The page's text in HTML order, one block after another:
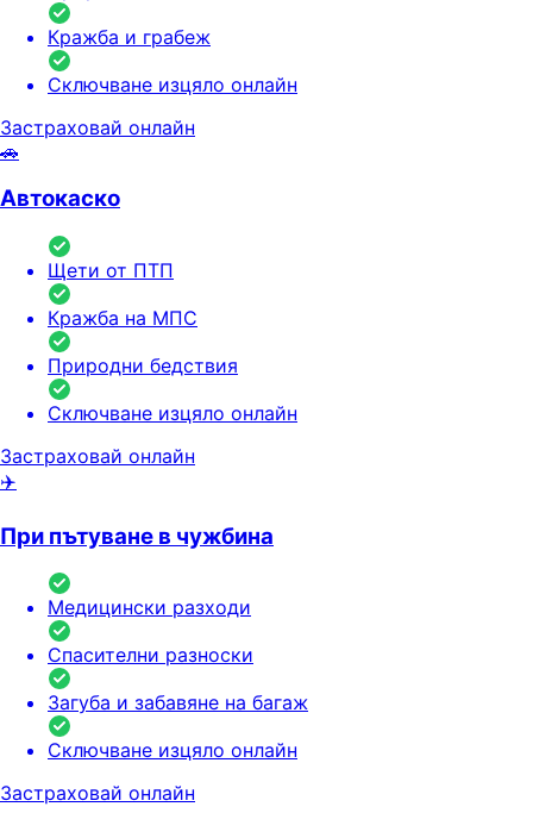
Кражба и грабеж
Сключване изцяло онлайн
Застраховай онлайн
🚗
Автокаско
Щети от ПТП
Кражба на МПС
Природни бедствия
Сключване изцяло онлайн
Застраховай онлайн
✈️
При пътуване в чужбина
Медицински разходи
Спасителни разноски
Загуба и забавяне на багаж
Сключване изцяло онлайн
Застраховай онлайн